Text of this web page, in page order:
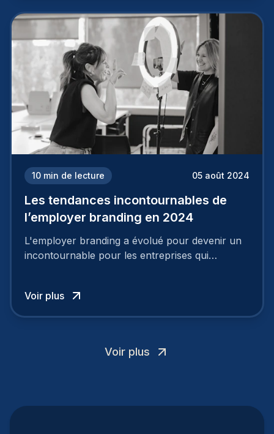
mettre en œuvre un certain nombre d’actions.
10 min de lecture 05 août 2024
Les tendances incontournables de
l’employer branding en 2024
L'employer branding a évolué pour devenir un
incontournable pour les entreprises qui
Voir plus
Voir plus